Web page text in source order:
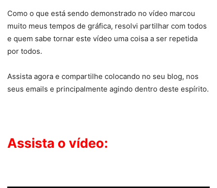
Como o que está sendo demonstrado no vídeo marcou
muito meus tempos de gráfica, resolvi partilhar com todos
e quem sabe tornar este vídeo uma coisa a ser repetida
por todos.
Assista agora e compartilhe colocando no seu blog, nos
seus emails e principalmente agindo dentro deste espírito.
Assista o vídeo: